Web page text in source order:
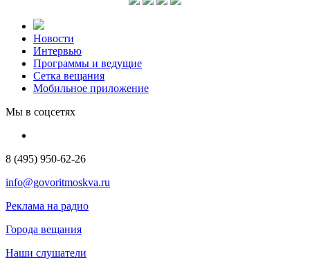
Новости
Интервью
Программы и ведущие
Сетка вещания
Мобильное приложение
Мы в соцсетях
8 (495) 950-62-26
info@govoritmoskva.ru
Реклама на радио
Города вещания
Наши слушатели